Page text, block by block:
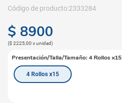
2333284
$ 8900
($ 2225,00 xunidad)
Presentación/Talla/Tamaño:4 Rollos x15
4 Rollos x15